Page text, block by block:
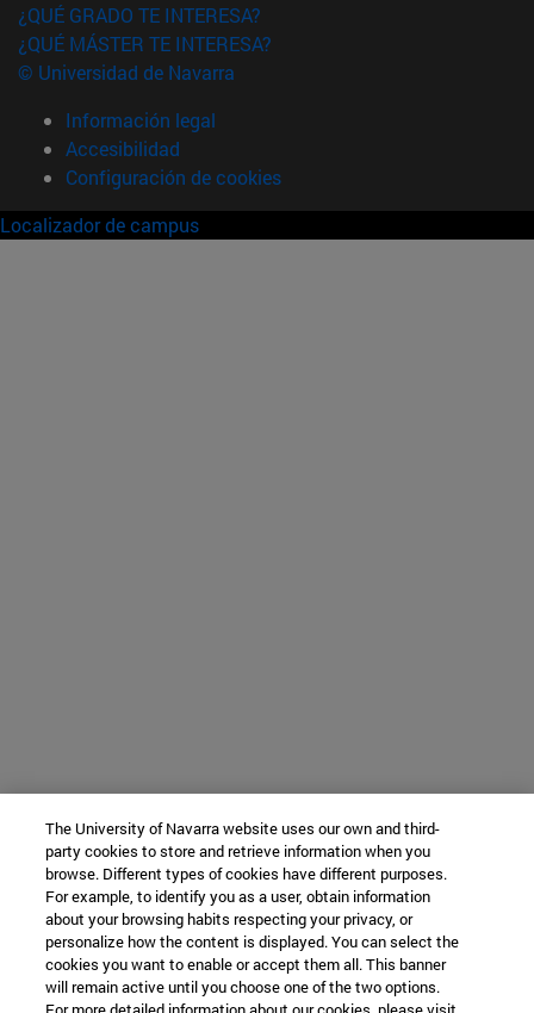
¿QUÉ GRADO TE INTERESA?
¿QUÉ MÁSTER TE INTERESA?
© Universidad de Navarra
Información legal
Accesibilidad
Configuración de cookies
Localizador de campus
The University of Navarra website uses our own and third-
party cookies to store and retrieve information when you
browse. Different types of cookies have different purposes.
For example, to identify you as a user, obtain information
about your browsing habits respecting your privacy, or
personalize how the content is displayed. You can select the
cookies you want to enable or accept them all. This banner
will remain active until you choose one of the two options.